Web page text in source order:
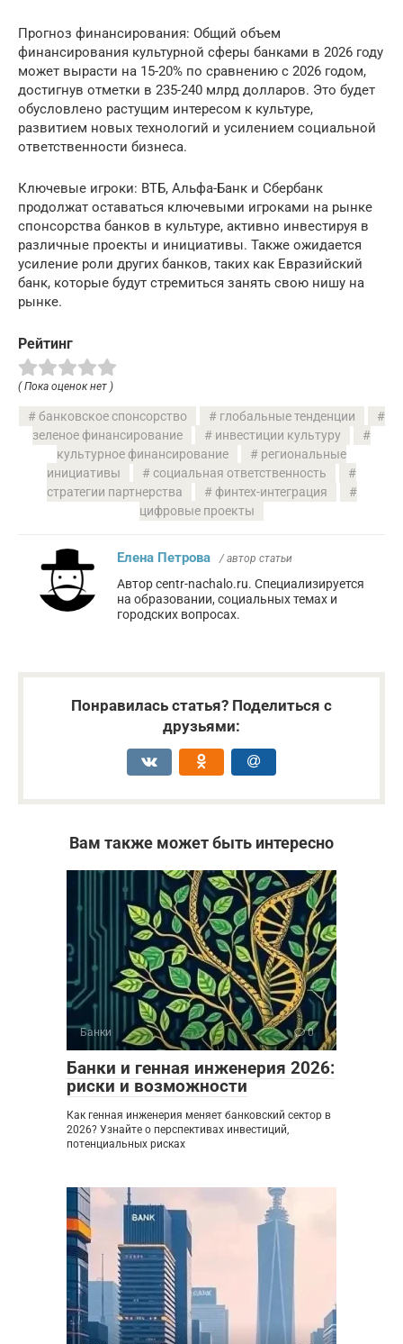
Прогноз финансирования: Общий объем
финансирования культурной сферы банками в 2026 году
может вырасти на 15-20% по сравнению с 2026 годом,
достигнув отметки в 235-240 млрд долларов. Это будет
обусловлено растущим интересом к культуре,
развитием новых технологий и усилением социальной
ответственности бизнеса.
Ключевые игроки: ВТБ, Альфа-Банк и Сбербанк
продолжат оставаться ключевыми игроками на рынке
спонсорства банков в культуре, активно инвестируя в
различные проекты и инициативы. Также ожидается
усиление роли других банков, таких как Евразийский
банк, которые будут стремиться занять свою нишу на
рынке.
Рейтинг
( Пока оценок нет )
банковское спонсорство
глобальные тенденции
зеленое финансирование
инвестиции культуру
культурное финансирование
региональные
инициативы
социальная ответственность
стратегии партнерства
финтех-интеграция
цифровые проекты
Елена Петрова / автор статьи
Автор centr-nachalo.ru. Специализируется
на образовании, социальных темах и
городских вопросах.
Понравилась статья? Поделиться с
друзьями:
Вам также может быть интересно
Банки 0
Банки и генная инженерия 2026:
риски и возможности
Как генная инженерия меняет банковский сектор в
2026? Узнайте о перспективах инвестиций,
потенциальных рисках